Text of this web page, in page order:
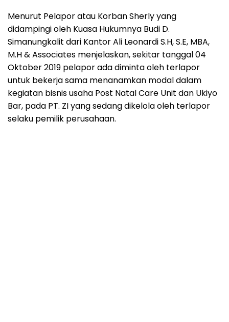
Menurut Pelapor atau Korban Sherly yang
didampingi oleh Kuasa Hukumnya Budi D.
Simanungkalit dari Kantor Ali Leonardi S.H, S.E, MBA,
M.H & Associates menjelaskan, sekitar tanggal 04
Oktober 2019 pelapor ada diminta oleh terlapor
untuk bekerja sama menanamkan modal dalam
kegiatan bisnis usaha Post Natal Care Unit dan Ukiyo
Bar, pada PT. ZI yang sedang dikelola oleh terlapor
selaku pemilik perusahaan.